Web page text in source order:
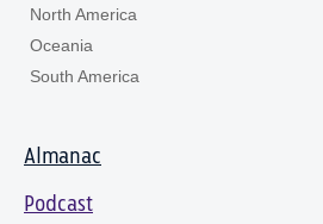
North America
Oceania
South America
Almanac
Podcast